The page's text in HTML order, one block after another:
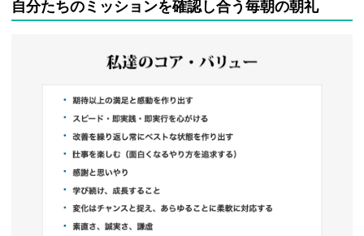
自分たちのミッションを確認し合う毎朝の朝礼